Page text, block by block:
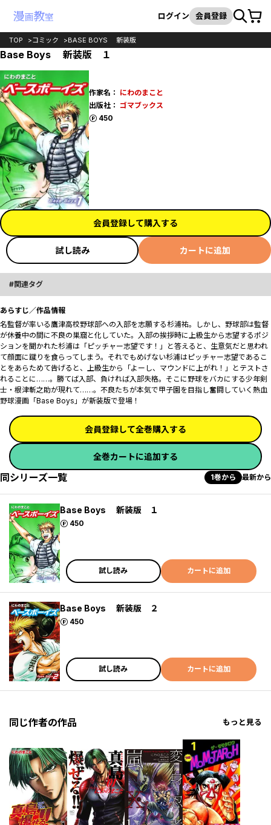
検索
ログイン 会員登録カート
TOP コミック BASE BOYS 新装版
Base Boys 新装版 １
作家名： にわのまこと
出版社： ゴマブックス
450
ポイント
会員登録して購入する
試し読み カートに追加
関連タグ
あらすじ／作品情報
名監督が率いる鷹津高校野球部への入部を志願する杉浦祐。しかし、野球部は監督
が休養中の間に不良の巣窟と化していた。入部の挨拶時に上級生から志望するポジ
ションを聞かれた杉浦は「ピッチャー志望です！」と答えると、生意気だと思われ
て顔面に蹴りを食らってしまう。それでもめげない杉浦はピッチャー志望であるこ
とをあらためて告げると、上級生から「よーし、マウンドに上がれ！」とテストさ
れることに……。勝てば入部、負ければ入部失格。そこに野球をバカにする少年剣
士・根津斬之助が現れて……。不良たちが本気で甲子園を目指し奮闘していく熱血
野球漫画「Base Boys」が新装版で登場！
会員登録して全巻購入する
全巻カートに追加する
同シリーズ一覧 1巻から 最新から
Base Boys 新装版 １
450
ポイント
試し読み カートに追加
Base Boys 新装版 ２
450
ポイント
試し読み カートに追加
同じ作者の作品 もっと見る